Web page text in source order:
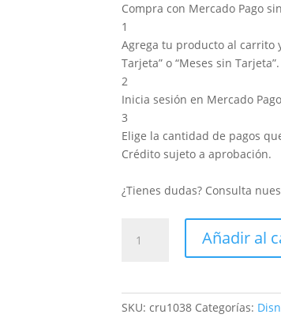
Compra con Mercado Pago
1
Agrega tu producto al carrito
Tarjeta” o “Meses sin Tarjeta”.
2
Inicia sesión en Mercado
3
Elige la cantidad de pagos
Crédito sujeto a aprobación.
¿Tienes dudas? Consulta
pop
Añadir al
SKU: cru1038 Categorías: